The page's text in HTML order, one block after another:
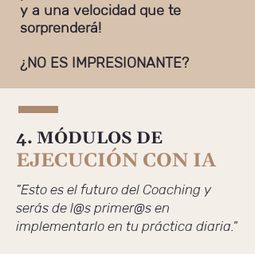
y a una velocidad que te
sorprenderá!
¿NO ES IMPRESIONANTE?
4. MÓDULOS DE
EJECUCIÓN CON IA
"Esto es el futuro del Coaching y
serás de l@s primer@s en
implementarlo en tu práctica diaria."